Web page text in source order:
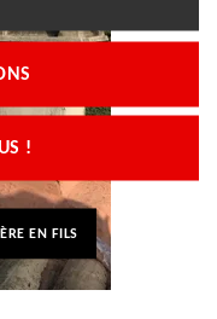
!
EN FILS